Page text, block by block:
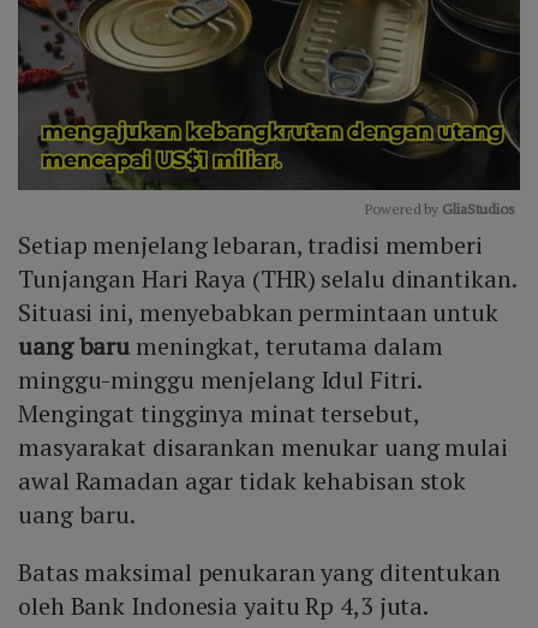
Mute
Powered by GliaStudios
Setiap menjelang lebaran, tradisi memberi
Tunjangan Hari Raya (THR) selalu dinantikan.
Situasi ini, menyebabkan permintaan untuk
uang baru meningkat, terutama dalam
minggu-minggu menjelang Idul Fitri.
Mengingat tingginya minat tersebut,
masyarakat disarankan menukar uang mulai
awal Ramadan agar tidak kehabisan stok
uang baru.
Batas maksimal penukaran yang ditentukan
oleh Bank Indonesia yaitu Rp 4,3 juta.